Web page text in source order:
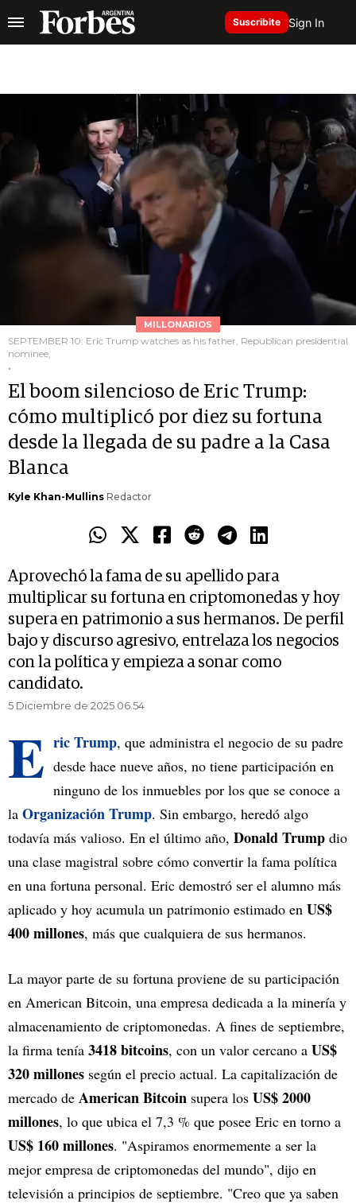
Suscribite Sign In
MILLONARIOS
SEPTEMBER 10: Eric Trump watches as his father, Republican presidential
nominee,
.
El boom silencioso de Eric Trump:
cómo multiplicó por diez su fortuna
desde la llegada de su padre a la Casa
Blanca
Kyle Khan-Mullins Redactor
Aprovechó la fama de su apellido para
multiplicar su fortuna en criptomonedas y hoy
supera en patrimonio a sus hermanos. De perfil
bajo y discurso agresivo, entrelaza los negocios
con la política y empieza a sonar como
candidato.
5 Diciembre de 2025 06.54
E ric Trump, que administra el negocio de su padre
desde hace nueve años, no tiene participación en
ninguno de los inmuebles por los que se conoce a
la Organización Trump. Sin embargo, heredó algo
todavía más valioso. En el último año, Donald Trump dio
una clase magistral sobre cómo convertir la fama política
en una fortuna personal. Eric demostró ser el alumno más
aplicado y hoy acumula un patrimonio estimado en US$
400 millones, más que cualquiera de sus hermanos.
La mayor parte de su fortuna proviene de su participación
en American Bitcoin, una empresa dedicada a la minería y
almacenamiento de criptomonedas. A fines de septiembre,
la firma tenía 3418 bitcoins, con un valor cercano a US$
320 millones según el precio actual. La capitalización de
mercado de American Bitcoin supera los US$ 2000
millones, lo que ubica el 7,3 % que posee Eric en torno a
US$ 160 millones. "Aspiramos enormemente a ser la
mejor empresa de criptomonedas del mundo", dijo en
televisión a principios de septiembre. "Creo que ya saben